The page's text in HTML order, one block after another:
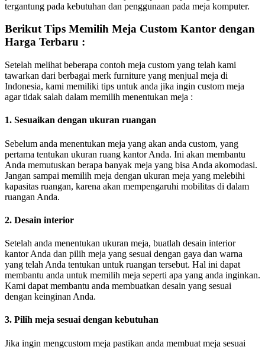
tergantung pada kebutuhan dan penggunaan pada meja komputer.
Berikut Tips Memilih Meja Custom Kantor dengan
Harga Terbaru :
Setelah melihat beberapa contoh meja custom yang telah kami
tawarkan dari berbagai merk furniture yang menjual meja di
Indonesia, kami memiliki tips untuk anda jika ingin custom meja
agar tidak salah dalam memilih menentukan meja :
1. Sesuaikan dengan ukuran ruangan
Sebelum anda menentukan meja yang akan anda custom, yang
pertama tentukan ukuran ruang kantor Anda. Ini akan membantu
Anda memutuskan berapa banyak meja yang bisa Anda akomodasi.
Jangan sampai memilih meja dengan ukuran meja yang melebihi
kapasitas ruangan, karena akan mempengaruhi mobilitas di dalam
ruangan Anda.
2. Desain interior
Setelah anda menentukan ukuran meja, buatlah desain interior
kantor Anda dan pilih meja yang sesuai dengan gaya dan warna
yang telah Anda tentukan untuk ruangan tersebut. Hal ini dapat
membantu anda untuk memilih meja seperti apa yang anda inginkan.
Kami dapat membantu anda membuatkan desain yang sesuai
dengan keinginan Anda.
3. Pilih meja sesuai dengan kebutuhan
Jika ingin mengcustom meja pastikan anda membuat meja sesuai